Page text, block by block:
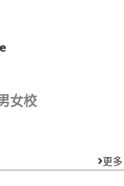
女校
更多